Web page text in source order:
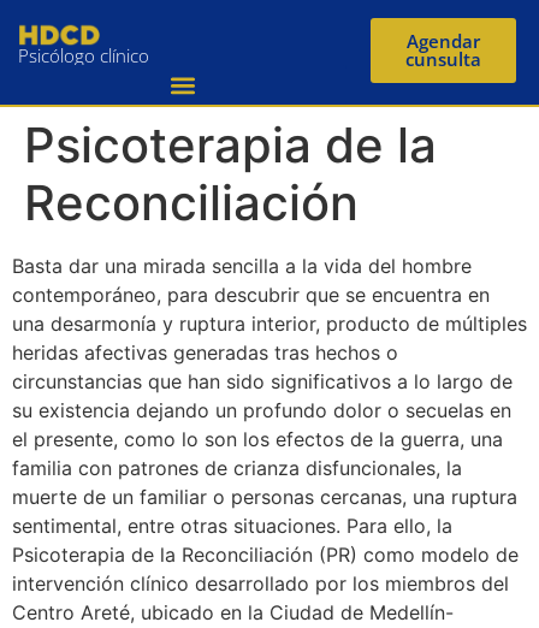
Psicólogo clínico
Agendar
cunsulta
Psicoterapia de la
Reconciliación
Basta dar una mirada sencilla a la vida del hombre
contemporáneo, para descubrir que se encuentra en
una desarmonía y ruptura interior, producto de múltiples
heridas afectivas generadas tras hechos o
circunstancias que han sido significativos a lo largo de
su existencia dejando un profundo dolor o secuelas en
el presente, como lo son los efectos de la guerra, una
familia con patrones de crianza disfuncionales, la
muerte de un familiar o personas cercanas, una ruptura
sentimental, entre otras situaciones. Para ello, la
Psicoterapia de la Reconciliación (PR) como modelo de
intervención clínico desarrollado por los miembros del
Centro Areté, ubicado en la Ciudad de Medellín-